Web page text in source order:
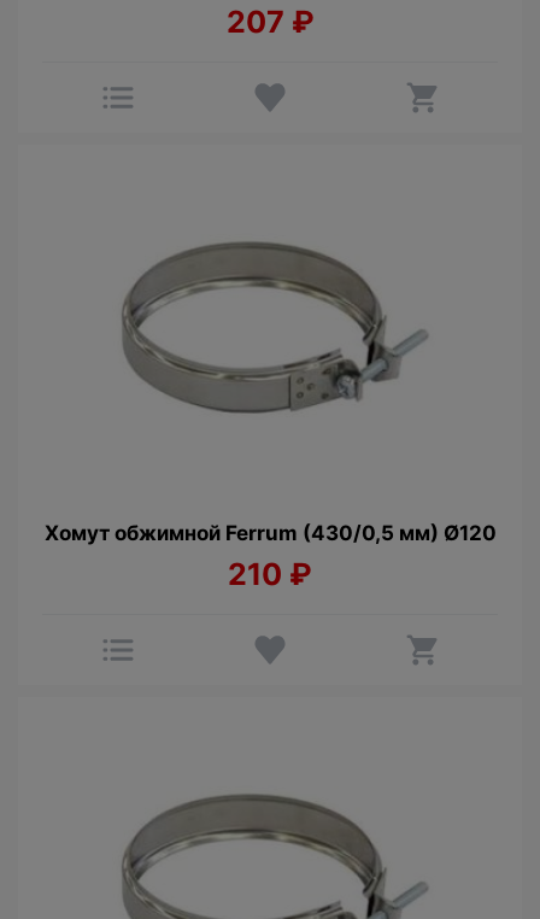
207 ₽
Хомут обжимной Ferrum (430/0,5 мм) Ø120
210 ₽